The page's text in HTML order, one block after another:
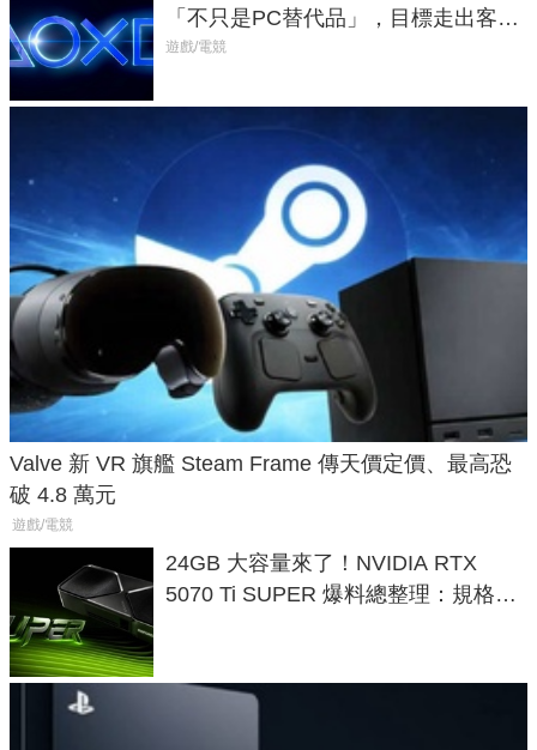
「不只是PC替代品」，目標走出客
廳、進軍電競桌面
遊戲/電競
Valve 新 VR 旗艦 Steam Frame 傳天價定價、最高恐
破 4.8 萬元
遊戲/電競
24GB 大容量來了！NVIDIA RTX
5070 Ti SUPER 爆料總整理：規格、